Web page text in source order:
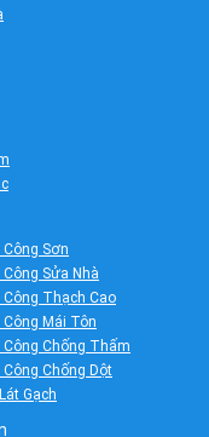
Sơn
Sửa Nhà
Thạch Cao
Mái Tôn
Chống Thấm
Chống Dột
Gạch